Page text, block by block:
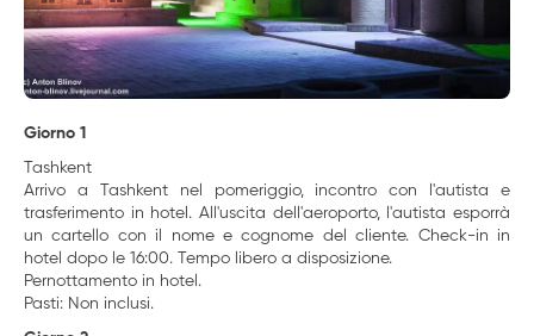
Giorno 1
Tashkent
Arrivo a Tashkent nel pomeriggio, incontro con l'autista e
trasferimento in hotel. All'uscita dell'aeroporto, l'autista esporrà
un cartello con il nome e cognome del cliente. Check-in in
hotel dopo le 16:00. Tempo libero a disposizione.
Pernottamento in hotel.
Pasti: Non inclusi.